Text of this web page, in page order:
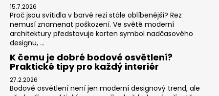
15.7.2026
Proč jsou svítidla v barvě rezi stále oblíbenější? Rez
nemusí znamenat poškození. Ve světě moderní
architektury představuje korten symbol nadčasového
designu, ...
K čemu je dobré bodové osvětlení?
Praktické tipy pro každý interiér
27.2.2026
Bodové osvětlení není jen moderní designový trend, ale